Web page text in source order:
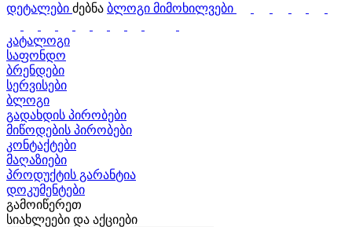
დეტალები ძებნა ბლოგი მიმოხილვები
კატალოგი
საფონდო
ბრენდები
სერვისები
ბლოგი
გადახდის პირობები
მიწოდების პირობები
კონტაქტები
მაღაზიები
პროდუქტის გარანტია
დოკუმენტები
გამოიწერეთ
სიახლეები და აქციები